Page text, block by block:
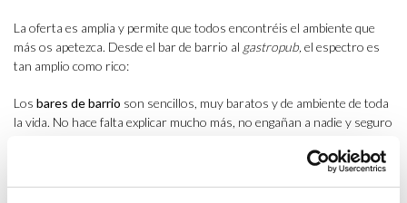
La oferta es amplia y permite que todos encontréis el ambiente que
más os apetezca. Desde el bar de barrio al gastropub, el espectro es
tan amplio como rico:
Los bares de barrio son sencillos, muy baratos y de ambiente de toda
la vida. No hace falta explicar mucho más, no engañan a nadie y seguro
, en pleno barrio de Gràcia, un proyecto al que es muy